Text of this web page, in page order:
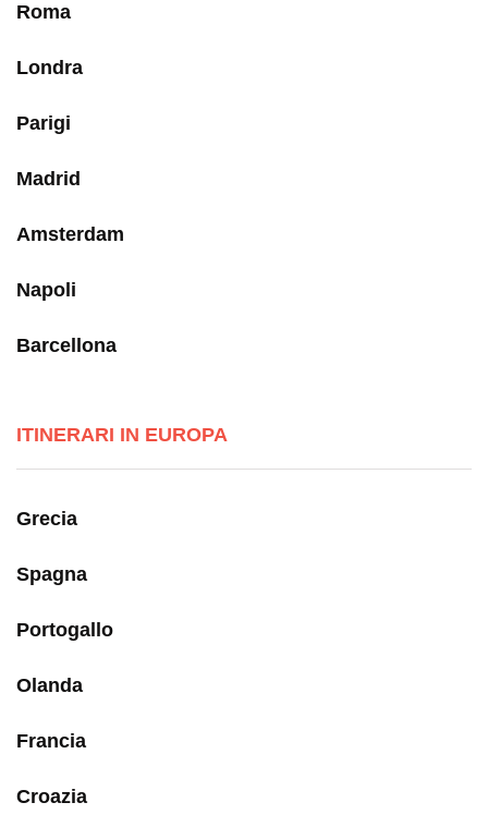
Roma
Londra
Parigi
Madrid
Amsterdam
Napoli
Barcellona
ITINERARI IN EUROPA
Grecia
Spagna
Portogallo
Olanda
Francia
Croazia